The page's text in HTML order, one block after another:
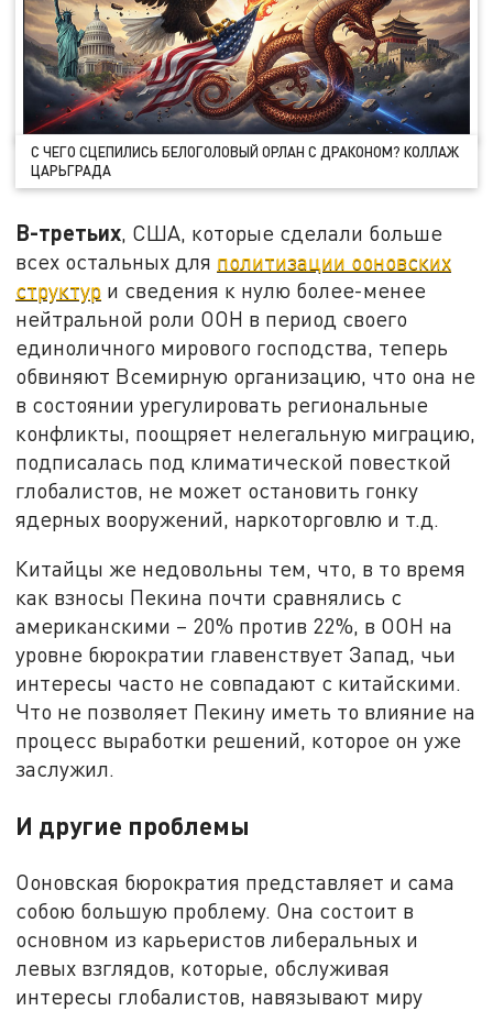
С ЧЕГО СЦЕПИЛИСЬ БЕЛОГОЛОВЫЙ ОРЛАН С ДРАКОНОМ? КОЛЛАЖ
ЦАРЬГРАДА
В-третьих , США, которые сделали больше
всех остальных для политизации ооновских
структур и сведения к нулю более-менее
нейтральной роли ООН в период своего
единоличного мирового господства, теперь
обвиняют Всемирную организацию, что она не
в состоянии урегулировать региональные
конфликты, поощряет нелегальную миграцию,
подписалась под климатической повесткой
глобалистов, не может остановить гонку
ядерных вооружений, наркоторговлю и т.д.
Китайцы же недовольны тем, что, в то время
как взносы Пекина почти сравнялись с
американскими – 20% против 22%, в ООН на
уровне бюрократии главенствует Запад, чьи
интересы часто не совпадают с китайскими.
Что не позволяет Пекину иметь то влияние на
процесс выработки решений, которое он уже
заслужил.
И другие проблемы
Ооновская бюрократия представляет и сама
собою большую проблему. Она состоит в
основном из карьеристов либеральных и
левых взглядов, которые, обслуживая
интересы глобалистов, навязывают миру